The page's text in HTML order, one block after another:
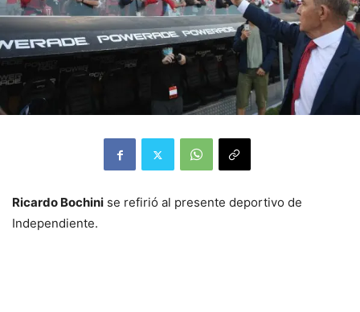
Ricardo Bochini se refirió al presente deportivo de
Independiente.